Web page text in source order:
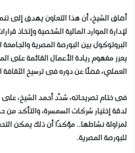
أضاف الشيخ، أن هذا التعاون يهدف إلى
لإدارة الموارد المالية الشخصية وإتخاذ
البروتوكول بين البورصة المصرية
يعزز مفهوم ريادة الأعمال القائمة على
العملي، فضلًا عن دوره فى ترسيخ الثقافة
فى ختام تصريحاته، شدَّد أحمد الشيخ، على
لدقة إختيار شركات السمسرة، والتأكد من
لمزاولة نشاطها.. مؤكدًا أن ذلك يمكن
للبورصة المصرية.